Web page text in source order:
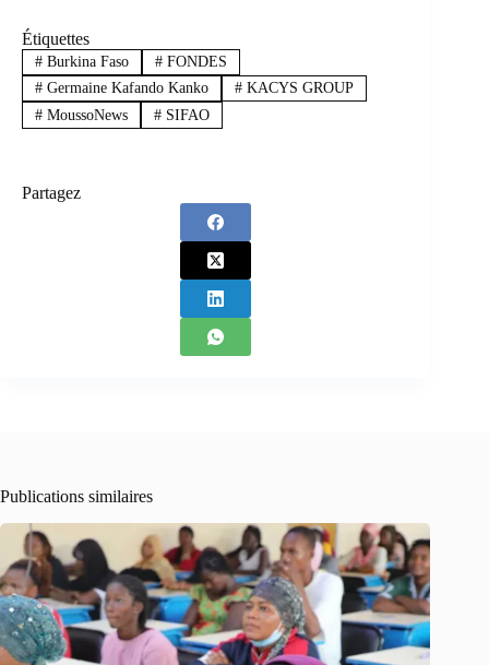
Étiquettes
#Burkina Faso #FONDES
#Germaine Kafando Kanko #KACYS GROUP
#MoussoNews #SIFAO
Partagez
Publications similaires